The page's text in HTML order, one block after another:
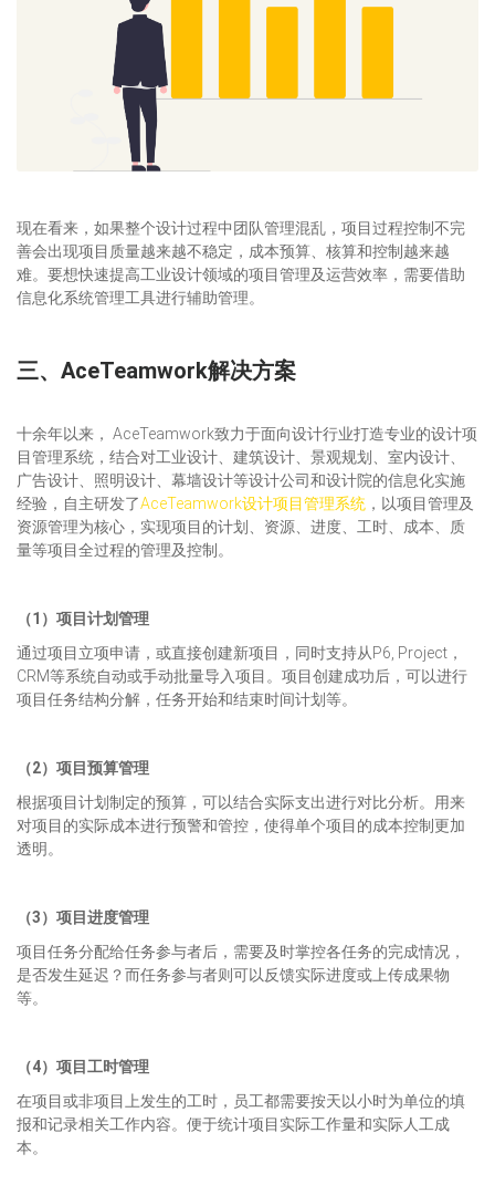
现在看来，如果整个设计过程中团队管理混乱，项目过程控制不完
善会出现项目质量越来越不稳定，成本预算、核算和控制越来越
难。要想快速提高工业设计领域的项目管理及运营效率，需要借助
信息化系统管理工具进行辅助管理。
三、AceTeamwork解决方案
十余年以来， AceTeamwork致力于面向设计行业打造专业的设计项
目管理系统，结合对工业设计、建筑设计、景观规划、室内设计、
广告设计、照明设计、幕墙设计等设计公司和设计院的信息化实施
经验，自主研发了AceTeamwork设计项目管理系统 ，以项目管理及
资源管理为核心，实现项目的计划、资源、进度、工时、成本、质
量等项目全过程的管理及控制。
（1）项目计划管理
通过项目立项申请，或直接创建新项目，同时支持从P6, Project，
CRM等系统自动或手动批量导入项目。项目创建成功后，可以进行
项目任务结构分解，任务开始和结束时间计划等。
（2）项目预算管理
根据项目计划制定的预算，可以结合实际支出进行对比分析。用来
对项目的实际成本进行预警和管控，使得单个项目的成本控制更加
透明。
（3）项目进度管理
项目任务分配给任务参与者后，需要及时掌控各任务的完成情况，
是否发生延迟？而任务参与者则可以反馈实际进度或上传成果物
等。
（4）项目工时管理
在项目或非项目上发生的工时，员工都需要按天以小时为单位的填
报和记录相关工作内容。便于统计项目实际工作量和实际人工成
本。